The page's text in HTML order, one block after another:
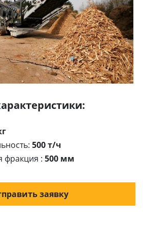
500 т/ч
фракция : 500 мм
заявку